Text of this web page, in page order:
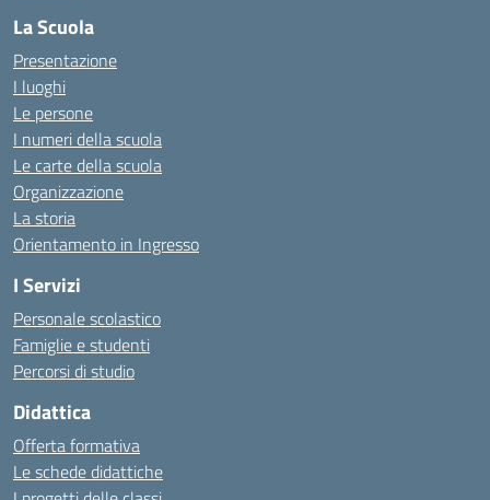
La Scuola
Presentazione
I luoghi
Le persone
I numeri della scuola
Le carte della scuola
Organizzazione
La storia
Orientamento in Ingresso
I Servizi
Personale scolastico
Famiglie e studenti
Percorsi di studio
Didattica
Offerta formativa
Le schede didattiche